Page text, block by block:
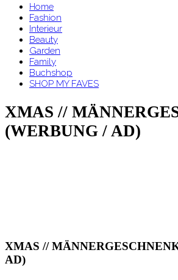
Home
Fashion
Interieur
Beauty
Garden
Family
Buchshop
SHOP MY FAVES
XMAS //
(WERBUNG / AD)
XMAS //
AD)